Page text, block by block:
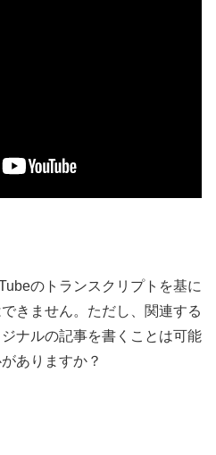
のトランスクリプトを基に
きません。ただし、関連する
ナルの記事を書くことは可能
ありますか？